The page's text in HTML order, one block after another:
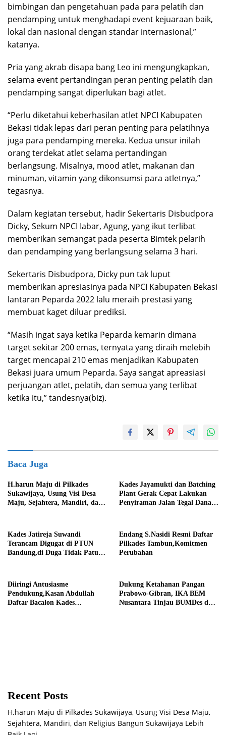
bimbingan dan pengetahuan pada para pelatih dan
pendamping untuk menghadapi event kejuaraan baik,
lokal dan nasional dengan standar internasional,”
katanya.
Pria yang akrab disapa bang Leo ini mengungkapkan,
selama event pertandingan peran penting pelatih dan
pendamping sangat diperlukan bagi atlet.
“Perlu diketahui keberhasilan atlet NPCI Kabupaten
Bekasi tidak lepas dari peran penting para pelatihnya
juga para pendamping mereka. Kedua unsur inilah
orang terdekat atlet selama pertandingan
berlangsung. Misalnya, mood atlet, makanan dan
minuman, vitamin yang dikonsumsi para atletnya,”
tegasnya.
Dalam kegiatan tersebut, hadir Sekertaris Disbudpora
Dicky, Sekum NPCI Iabar, Agung, yang ikut terlibat
memberikan semangat pada peserta Bimtek pelarih
dan pendamping yang berlangsung selama 3 hari.
Sekertaris Disbudpora, Dicky pun tak luput
memberikan apresiasinya pada NPCI Kabupaten Bekasi
lantaran Peparda 2022 lalu meraih prestasi yang
membuat kaget diluar prediksi.
“Masih ingat saya ketika Peparda kemarin dimana
target sekitar 200 emas, ternyata yang diraih melebih
target mencapai 210 emas menjadikan Kabupaten
Bekasi juara umum Peparda. Saya sangat apreasiasi
perjuangan atlet, pelatih, dan semua yang terlibat
ketika itu,” tandesnya(biz).
Baca Juga
H.harun Maju di Pilkades
Sukawijaya, Usung Visi Desa
Maju, Sejahtera, Mandiri, dan
Kades Jayamukti dan Batching
Plant Gerak Cepat Lakukan
Penyiraman Jalan Tegal Danas
Kades Jatireja Suwandi
Terancam Digugat di PTUN
Bandung,di Duga Tidak Patuhi
Endang S.Nasidi Resmi Daftar
Pilkades Tambun,Komitmen
Perubahan
Diiringi Antusiasme
Pendukung,Kasan Abdullah
Daftar Bacalon Kades
Dukung Ketahanan Pangan
Prabowo-Gibran, IKA BEM
Nusantara Tinjau BUMDes dan
Recent Posts
H.harun Maju di Pilkades Sukawijaya, Usung Visi Desa Maju,
Sejahtera, Mandiri, dan Religius Bangun Sukawijaya Lebih